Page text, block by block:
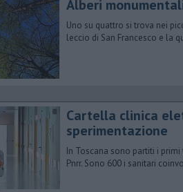
Alberi
Uno su quattro si trova nei
leccio di San Francesco e la
Cartella clinica
sperimentazione
In Toscana sono partiti i
Pnrr. Sono 600 i sanitari